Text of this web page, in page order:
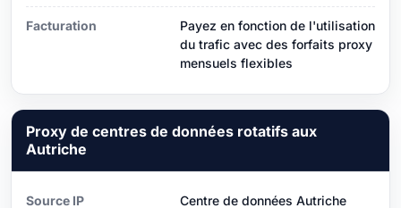
Facturation
Payez en fonction de l'utilisation
du trafic avec des forfaits proxy
mensuels flexibles
Proxy de centres de données rotatifs aux
Autriche
Source IP
Centre de données Autriche